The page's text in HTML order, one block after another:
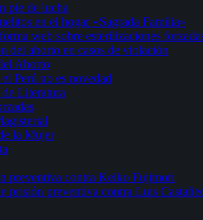
pie de lucha
en el hogar «Sagrada Familia»
web sobre esterilizaciones
del aborto en casos de violación
Aborto
Perú no es novedad
Literatura
la Mujer
preventiva contra Keiko Fujimori
prisión preventiva contra Luis